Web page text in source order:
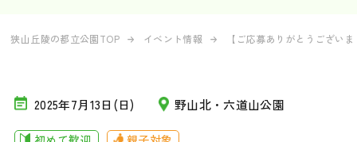
狭山丘陵の都立公園TOP イベント情報 【ご応募ありがとうござい
2025年7月13日(日) 野山北・六道山公園